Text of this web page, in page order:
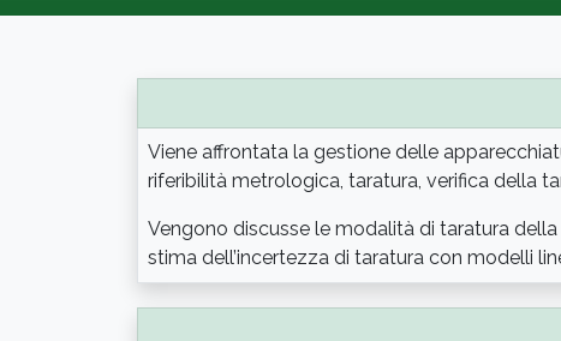
Viene affrontata la gestione delle
riferibilità metrologica, taratura, verifica della
Vengono discusse le modalità di taratura
stima dell’incertezza di taratura con modelli